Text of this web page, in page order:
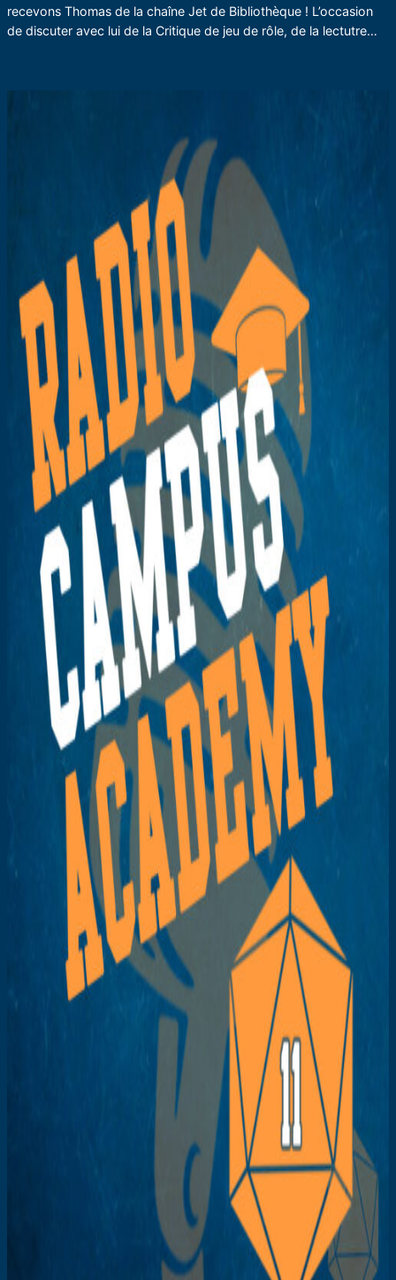
recevons Thomas de la chaîne Jet de Bibliothèque ! L’occasion
de discuter avec lui de la Critique de jeu de rôle, de la lectutre…